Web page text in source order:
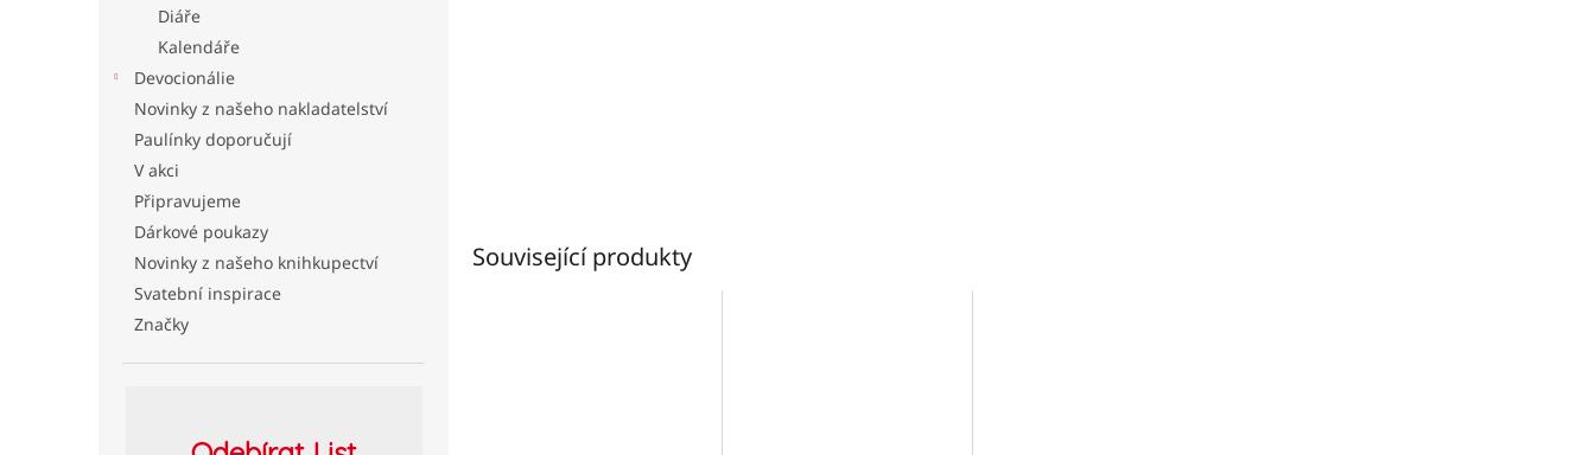
Diáře
Kalendáře
Devocionálie
Novinky z našeho nakladatelství
Paulínky doporučují
V akci
Připravujeme
Dárkové poukazy
Novinky z našeho knihkupectví
Svatební inspirace
Značky
Související produkty